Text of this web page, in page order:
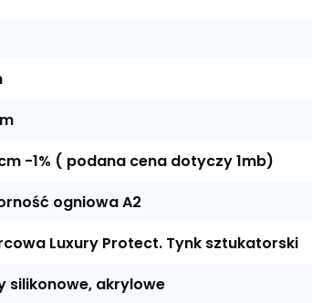
-1% ( podana cena dotyczy 1mb)
ogniowa A2
Luxury Protect. Tynk sztukatorski
silikonowe, akrylowe